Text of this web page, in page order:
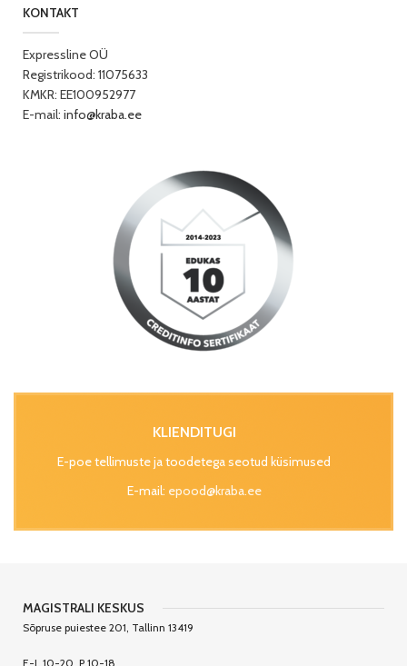
KONTAKT
Expressline OÜ
Registrikood: 11075633
KMKR: EE100952977
E-mail: info@kraba.ee
KLIENDITUGI
E-poe tellimuste ja toodetega seotud küsimused
E-mail: epood@kraba.ee
MAGISTRALI KESKUS
Sõpruse puiestee 201, Tallinn 13419
E-L 10-20, P 10-18